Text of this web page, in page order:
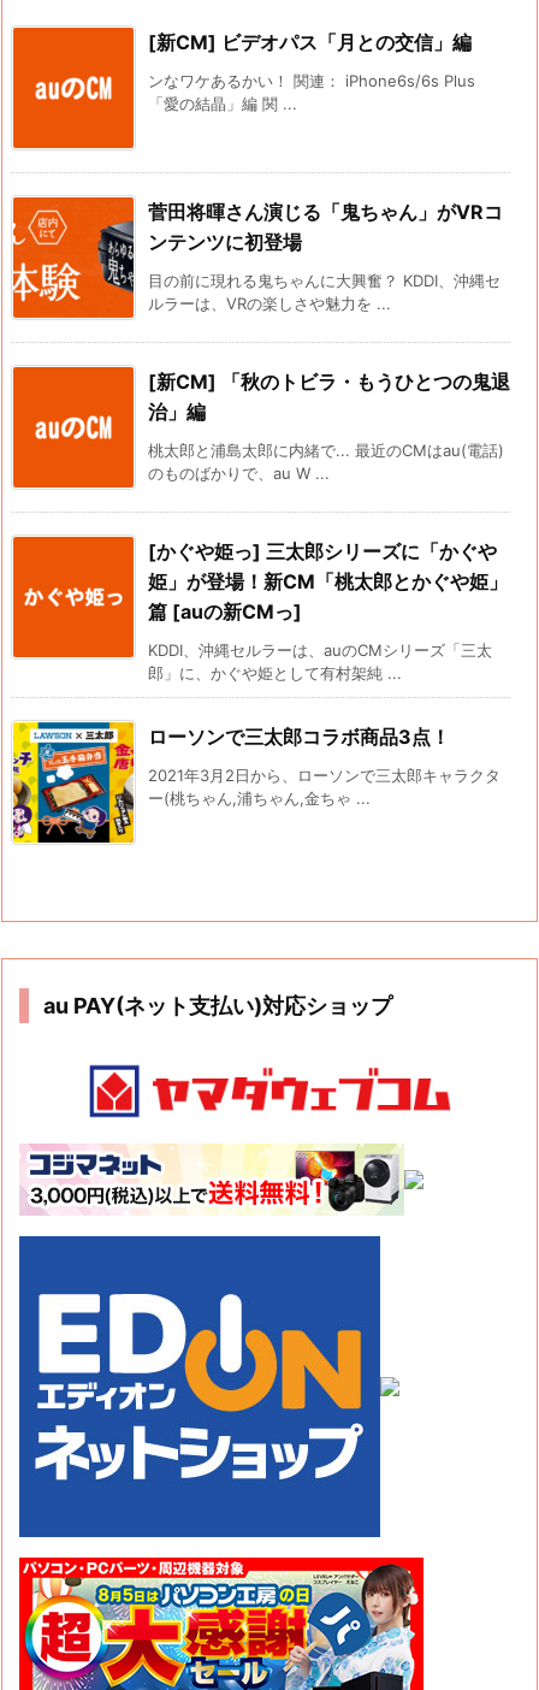
[新CM] ビデオパス「月との交信」編
ンなワケあるかい！ 関連： iPhone6s/6s Plus
「愛の結晶」編 関 ...
菅田将暉さん演じる「鬼ちゃん」がVRコ
ンテンツに初登場
目の前に現れる鬼ちゃんに大興奮？ KDDI、沖縄セ
ルラーは、VRの楽しさや魅力を ...
[新CM] 「秋のトビラ・もうひとつの鬼退
治」編
桃太郎と浦島太郎に内緒で... 最近のCMはau(電話)
のものばかりで、au W ...
[かぐや姫っ] 三太郎シリーズに「かぐや
姫」が登場！新CM「桃太郎とかぐや姫」
篇 [auの新CMっ]
KDDI、沖縄セルラーは、auのCMシリーズ「三太
郎」に、かぐや姫として有村架純 ...
ローソンで三太郎コラボ商品3点！
2021年3月2日から、ローソンで三太郎キャラクタ
ー(桃ちゃん,浦ちゃん,金ちゃ ...
au PAY(ネット支払い)対応ショップ